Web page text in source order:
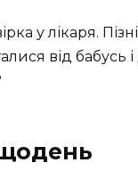
у лікаря.
від бабусь